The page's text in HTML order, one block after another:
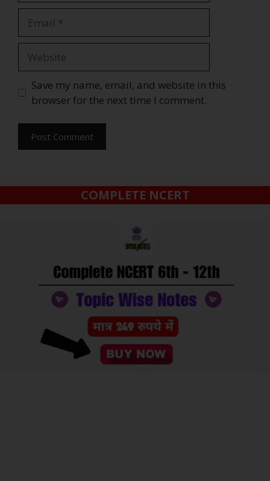
Save my name, email, and website in this
browser for the next time I comment.
COMPLETE NCERT